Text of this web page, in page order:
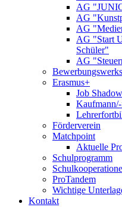
AG
AG
AG
AG "Start
Schüler"
AG
Erasmus+
Job
Förderverein
Matchpoint
Aktuelle
Schulprogramm
ProTandem
Wichtige
Kontakt